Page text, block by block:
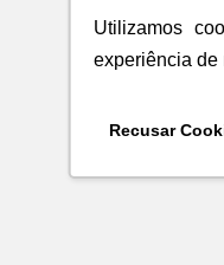
Utilizamos
experiência de
Recusar